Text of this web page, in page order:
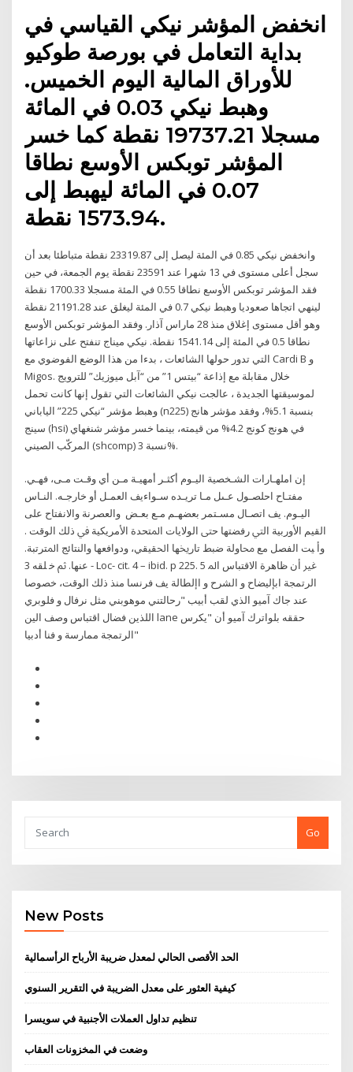
انخفض المؤشر نيكي القياسي في
بداية التعامل في بورصة طوكيو
للأوراق المالية اليوم الخميس.
وهبط نيكي 0.03 في المائة
مسجلا 19737.21 نقطة كما خسر
المؤشر توبكس الأوسع نطاقا
0.07 في المائة ليهبط إلى
1573.94 نقطة.
وانخفض نيكي 0.85 في المئة ليصل إلى 23319.87 نقطة متباطئا بعد أن
سجل أعلى مستوى في 13 شهرا عند 23591 نقطة يوم الجمعة، في حين
فقد المؤشر توبكس الأوسع نطاقا 0.55 في المئة مسجلا 1700.33 نقطة
لينهي اتجاها صعوديا وهبط نيكي 0.7 في المئة ليغلق عند 21191.28 نقطة
وهو أقل مستوى إغلاق منذ 28 ماراس آذار. وفقد المؤشر توبكس الأوسع
نطاقا 0.5 في المئة إلى 1541.14 نقطة. نيكي ميناج تنفتح على نزاعاتها
التي تدور حولها الشائعات ، بدءا من هذا الوضع الفوضوي مع Cardi B و
Migos. خلال مقابلة مع إذاعة “بيتس 1” من “آبل ميوزيك” للترويج
لموسيقتها الجديدة ، عالجت نيكي الشائعات التي تقول إنها كانت تحمل
وهبط مؤشر “نيكي 225” الياباني (n225) بنسبة 5.1%، وفقد مؤشر هانج
سينج (hsi) في هونج كونج 4.2% من قيمته، بينما خسر مؤشر شنغهاي
المركّب الصيني (shcomp) نسبة 3%.
إن املهـارات الشـخصية اليـوم أكثـر أمهيـة مـن أي وقـت مـى، فهـي.
مفتـاح احلصـول عـىل مـا تريـده سـواءيف العمـل أو خارجـه. النـاس
اليـوم. يف اتصـال مسـتمر بعضهـم مـع بعـض ﻭﺍﻟﻌﺼﺮﻧﺔ ﻭﺍﻻﻧﻔﺘﺎﺡ ﻋﻠﻰ
ﺍﻟﻘﻴﻢ ﺍﻷﻭﺭﺑﻴﺔ ﺍﻟﱵ ﺭﻓﻀﺘﻬﺎ ﺣﱴ ﺍﻟﻮﻻﻳﺎﺕ ﺍﳌﺘﺤﺪﺓ ﺍﻷﻣﺮﻳﻜﻴﺔ ﰲ ﺫﻟﻚ ﺍﻟﻮﻗﺖ .
ﻭﺃ ﻴﺖ ﺍﻟﻔﺼﻞ ﻣﻊ ﳏﺎﻭﻟﺔ ﺿﺒﻂ ﺗﺎﺭﳜﻬﺎ ﺍﳊﻘﻴﻘﻲ، ﻭﺩﻭﺍﻓﻌﻬﺎ ﻭﺍﻟﻨﺘﺎﺋﺞ ﺍﳌﺘﺮﺗﺒﺔ.
ﻋﻨﻬﺎ. ﰒ ﺧ ﻠﻘﻪ 3 - Loc- cit. 4 – ibid. p 225. 5 ﻏﲑ ﺃﻥ ﻇﺎﻫﺮﺓ ﺍﻻﻗﺘﺒﺎﺱ ﺍﳌ
الرتمجة ابإليضاح و الشرح و اإلطالة يف فرنسا منذ ذلك الوقت، خصوصا
عند جاك آميو الذي لقب أبيب "رحالتني موهوبني مثل نرفال و فلوبري
اللذين فضال اقتباس وصف الين lane حققه بلواترك آميو أن "يكرس
الرتمجة ممارسة و فنا أدبيا"
Go
New Posts
الحد الأقصى الحالي لمعدل ضريبة الأرباح الرأسمالية
كيفية العثور على معدل الضريبة في التقرير السنوي
تنظيم تداول العملات الأجنبية في سويسرا
وضعت في المخزونات العقاب